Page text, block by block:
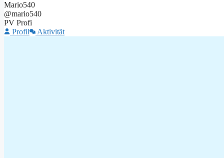
Mario540
@mario540
PV Profi
Profil
Aktivität